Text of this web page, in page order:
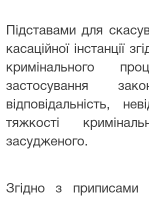
Підставами для
касаційної інстанції
кримінального
застосування
відповідальність,
тяжкості
засудженого.
Згідно з приписами